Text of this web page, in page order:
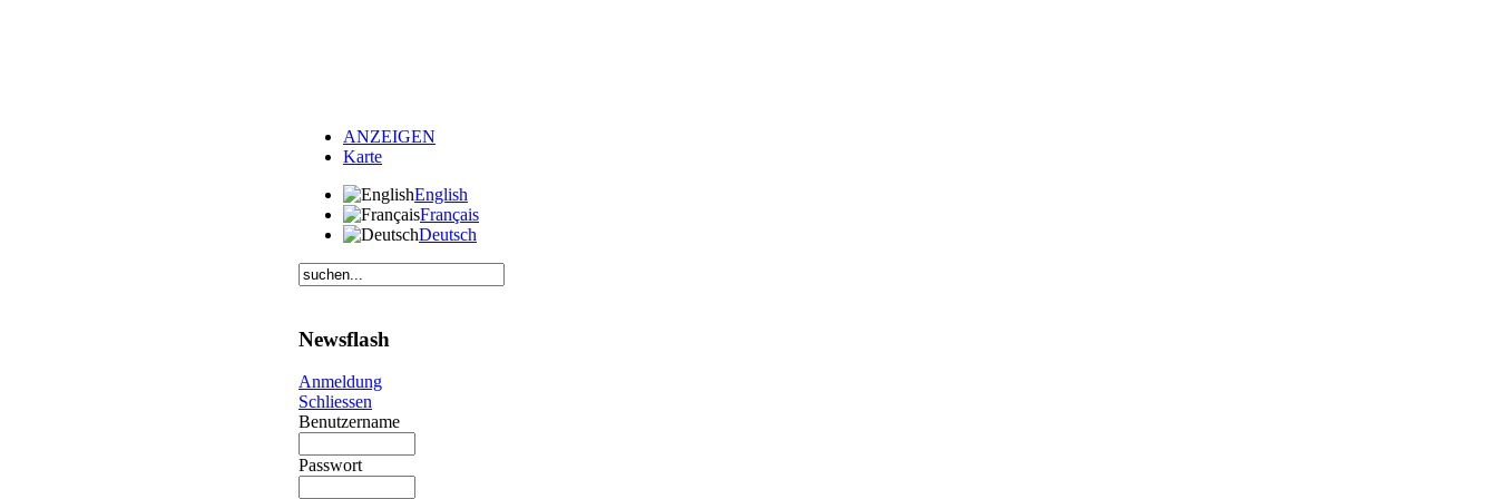
ANZEIGEN
Karte
English
Français
Deutsch
Newsflash
Anmeldung
Schliessen
Benutzername
Passwort